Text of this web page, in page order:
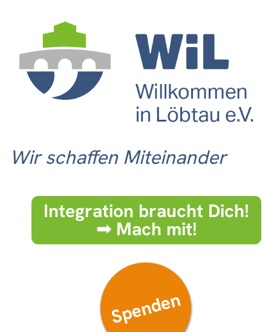
Wir schaffen Miteinander
Integration braucht Dich!
➟ Mach mit!
Spenden